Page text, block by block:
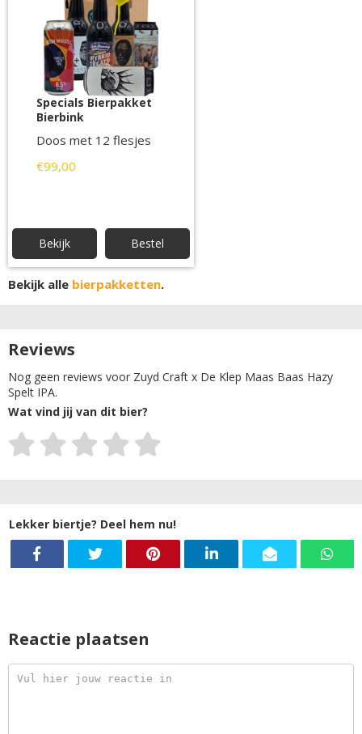
Specials Bierpakket
Bierbink
Doos met 12 flesjes
€99,00
Bekijk Bestel
Bekijk alle bierpakketten.
Reviews
Nog geen reviews voor Zuyd Craft x De Klep Maas Baas Hazy
Spelt IPA.
Wat vind jij van dit bier?
Lekker biertje? Deel hem nu!
Reactie plaatsen